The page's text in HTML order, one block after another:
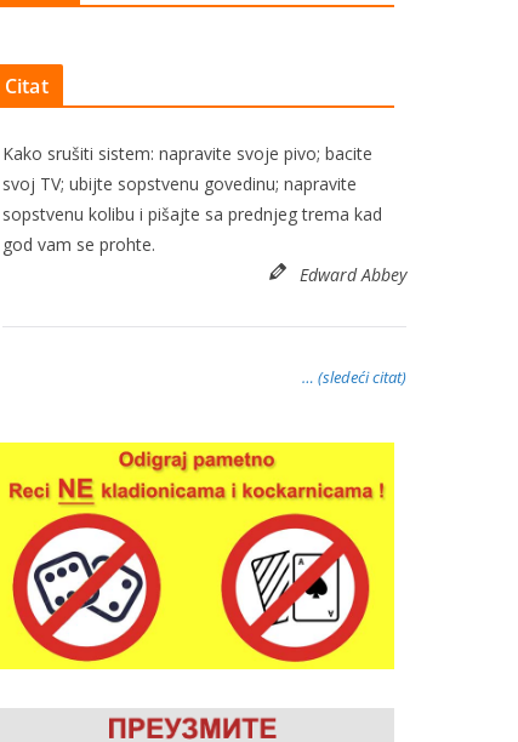
Citat
Kako srušiti sistem: napravite svoje pivo; bacite
svoj TV; ubijte sopstvenu govedinu; napravite
sopstvenu kolibu i pišajte sa prednjeg trema kad
god vam se prohte.
Edward Abbey
… (sledeći citat)